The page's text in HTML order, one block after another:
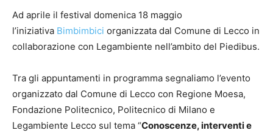
Ad aprile il festival domenica 18 maggio
l’iniziativa Bimbimbici organizzata dal Comune di Lecco in
collaborazione con Legambiente nell’ambito del Piedibus.
Tra gli appuntamenti in programma segnaliamo l’evento
organizzato dal Comune di Lecco con Regione Moesa,
Fondazione Politecnico, Politecnico di Milano e
Legambiente Lecco sul tema “Conoscenze, interventi e